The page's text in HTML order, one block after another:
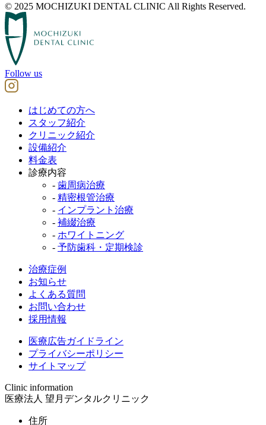
© 2025 MOCHIZUKI DENTAL CLINIC All Rights Reserved.
Follow us
はじめての方へ
スタッフ紹介
クリニック紹介
設備紹介
料金表
診療内容
- 歯周病治療
- 精密根管治療
- インプラント治療
- 補綴治療
- ホワイトニング
- 予防歯科・定期検診
治療症例
お知らせ
よくある質問
お問い合わせ
採用情報
医療広告ガイドライン
プライバシーポリシー
サイトマップ
Clinic information
医療法人 望月デンタルクリニック
住所